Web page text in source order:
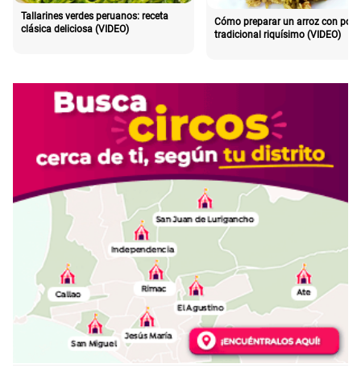
Tallarines verdes peruanos: receta
clásica deliciosa (VIDEO)
Cómo preparar un arroz con pollo
tradicional riquísimo (VIDEO)